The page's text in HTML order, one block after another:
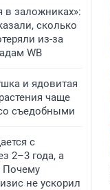
в заложниках»:
сколько
из-за
WB
и ядовитая
чаще
съедобными
с
2–3 года, а
Почему
не ускорил